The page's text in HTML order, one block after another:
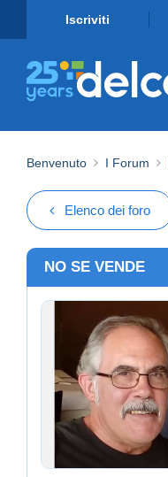
Iscriviti
Benvenuto I Forum
Elenco dei foro
NO SE VENDE